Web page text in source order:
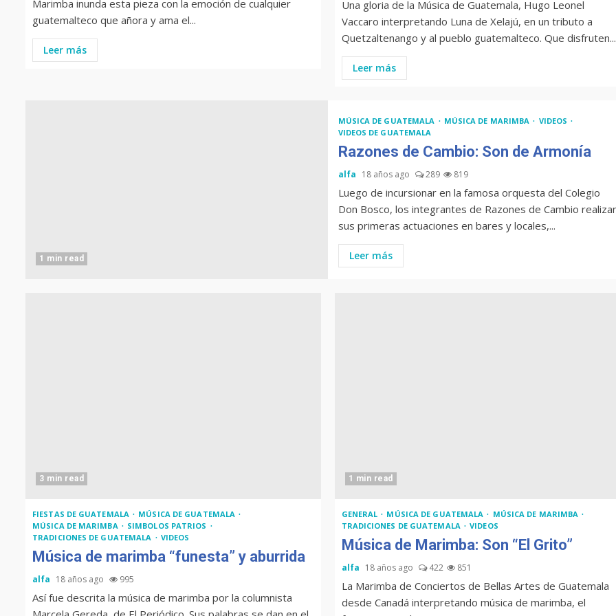
Marimba inunda esta pieza con la emoción de cualquier
guatemalteco que añora y ama el...
Leer más
Una gloria de la Música de Guatemala, Hugo Leonel
Vaccaro interpretando Luna de Xelajú, en un tributo a
Quetzaltenango y al pueblo guatemalteco. Que disfruten...
Leer más
1 min read
MÚSICA DE GUATEMALA MÚSICA DE MARIMBA
VIDEOS
VIDEOS DE GUATEMALA
Razones de Cambio: Son de Armonía
alfa 18 años ago 289 819
Luego de incursionar en la famosa orquesta del Colegio
Don Bosco, los integrantes de Razones de Cambio
sus primeras actuaciones en bares y locales,...
Leer más
3 min read
FIESTAS DE GUATEMALA
MÚSICA DE GUATEMALA
MÚSICA DE MARIMBA
SIMBOLOS PATRIOS
TRADICIONES DE GUATEMALA
VIDEOS
Música de marimba “funesta” y aburrida
alfa 18 años ago 995
Así fue descrita la música de marimba por la columnista
1 min read
GENERAL MÚSICA DE GUATEMALA
MÚSICA DE MARIMBA
TRADICIONES DE GUATEMALA
VIDEOS
Música de Marimba: Son “El Grito”
alfa 18 años ago 422 851
La Marimba de Conciertos de Bellas Artes de Guatemala
desde Canadá interpretando música de marimba, el